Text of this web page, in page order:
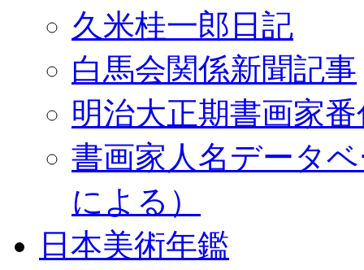
久米桂一郎日記
白馬会関係新聞記事
明治大正期書画家
書画家人名データ
による）
日本美術年鑑